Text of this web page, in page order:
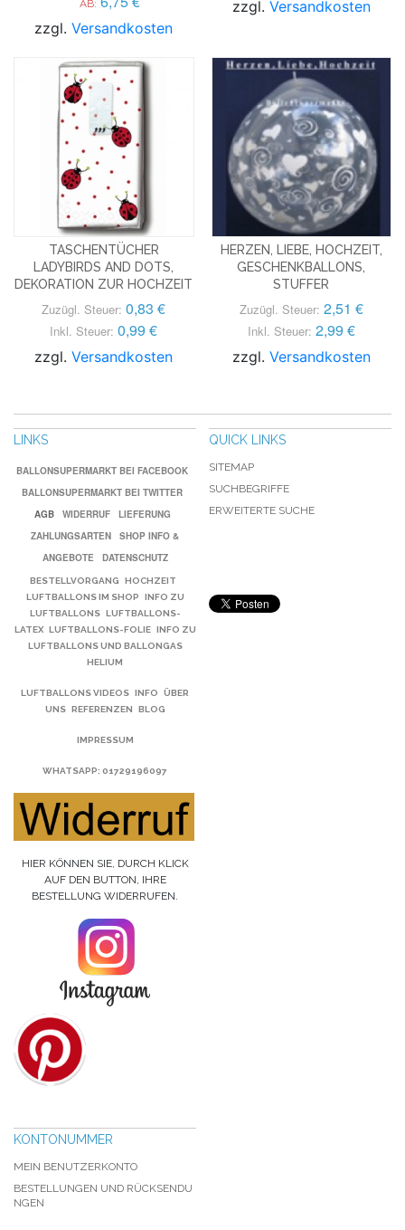
AB:
zzgl.Versandkosten
zzgl. Versandkosten
TASCHENTÜCHER
LADYBIRDS AND DOTS,
DEKORATION ZUR HOCHZEIT
Zuzügl. Steuer: 0,83 €
Inkl. Steuer: 0,99 €
zzgl.Versandkosten
HERZEN, LIEBE, HOCHZEIT,
GESCHENKBALLONS,
STUFFER
Zuzügl. Steuer: 2,51 €
Inkl. Steuer: 2,99 €
zzgl. Versandkosten
LINKS
BALLONSUPERMARKT BEI FACEBOOK
BALLONSUPERMARKT BEI TWITTER
AGB
WIDERRUF
LIEFERUNG
ZAHLUNGSARTEN
SHOP INFO &
ANGEBOTE
DATENSCHUTZ
BESTELLVORGANG
HOCHZEIT
LUFTBALLONS IM SHOP
INFO ZU
LUFTBALLONS
LUFTBALLONS-
LATEX
LUFTBALLONS-FOLIE
INFO ZU
LUFTBALLONS UND BALLONGAS
HELIUM
LUFTBALLONS VIDEOS INFO
ÜBER
UNS
REFERENZEN BLOG
IMPRESSUM
WHATSAPP: 01729196097
HIER KÖNNEN SIE, DURCH KLICK
AUF DEN BUTTON, IHRE
BESTELLUNG WIDERRUFEN.
QUICK LINKS
SITEMAP
SUCHBEGRIFFE
ERWEITERTE SUCHE
KONTONUMMER
MEIN BENUTZERKONTO
BESTELLUNGEN UND RÜCKSENDU
NGEN